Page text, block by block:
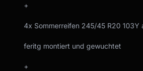
+
4x Sommerreifen 245/45 R20 103Y
feritg montiert und gewuchtet
+